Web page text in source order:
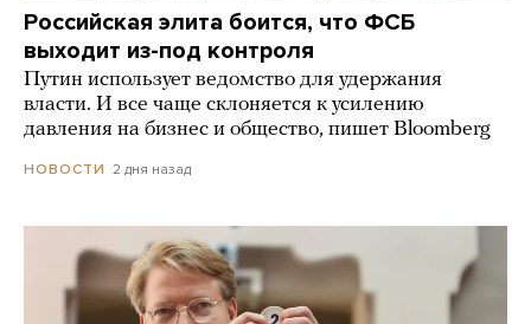
Российская элита боится, что ФСБ
выходит из-под контроля
Путин использует ведомство для удержания
власти. И все чаще склоняется к усилению
давления на бизнес и общество, пишет Bloomberg
НОВОСТИ 2 дня назад